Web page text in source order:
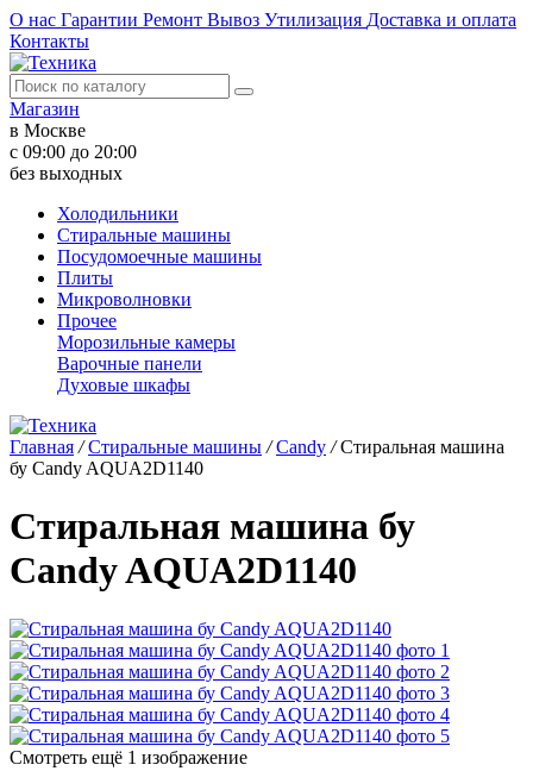
О нас Гарантии Ремонт Вывоз Утилизация Доставка и оплата
Контакты
Магазин
в Москве
с 09:00 до 20:00
без выходных
Холодильники
Стиральные машины
Посудомоечные машины
Плиты
Микроволновки
Прочее
Морозильные камеры
Варочные панели
Духовые шкафы
Главная / Стиральные машины / Candy /Стиральная машина
бу Candy AQUA2D1140
Стиральная машина бу
Candy AQUA2D1140
Смотреть ещё 1 изображение